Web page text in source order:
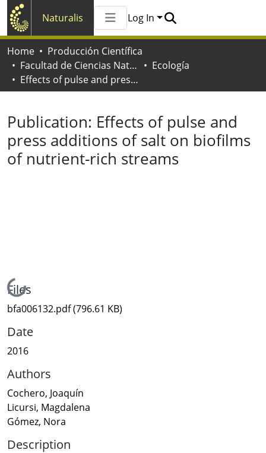
Naturalis
All of Naturalis
Log In
Home
Producción Científica
Facultad de Ciencias Naturales y Museo
Ecología
Effects of pulse and press additions of salt on biofilms of nutrient-rich streams
Publication: Effects of pulse and
press additions of salt on biofilms
of nutrient-rich streams
Loading...
Files
bfa006132.pdf(796.61 KB)
Date
2016
Authors
Cochero, Joaquín
Licursi, Magdalena
Gómez, Nora
Description